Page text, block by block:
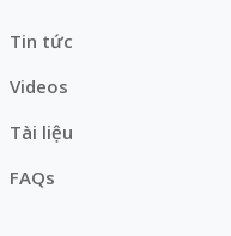
Tin tức
Videos
Tài liệu
FAQs